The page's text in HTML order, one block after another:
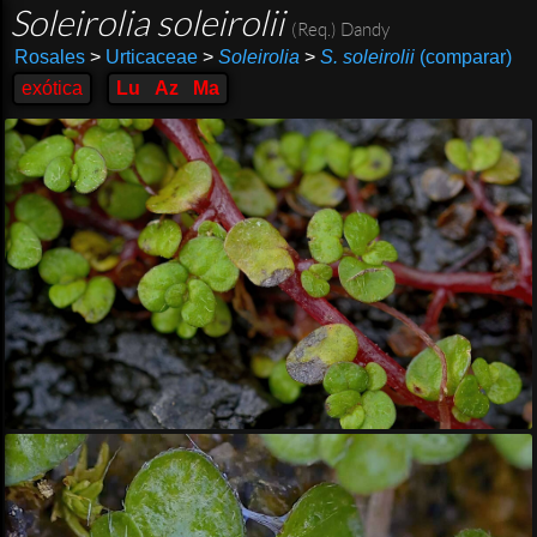
Soleirolia soleirolii (Req.) Dandy
Rosales >Urticaceae > Soleirolia > S. soleirolii(comparar)
exótica
Lu Az Ma